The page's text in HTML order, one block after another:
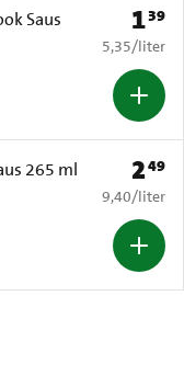
Saus
Prijs:
139
€ 5,35 per
5,35/liter
265 ml Prijs:
249
€ 9,40 per
9,40/liter